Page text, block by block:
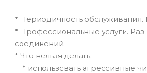
* Периодичность
* Профессиональные услуги.
соединений.
* Что нельзя делать:
* использовать агрессивные